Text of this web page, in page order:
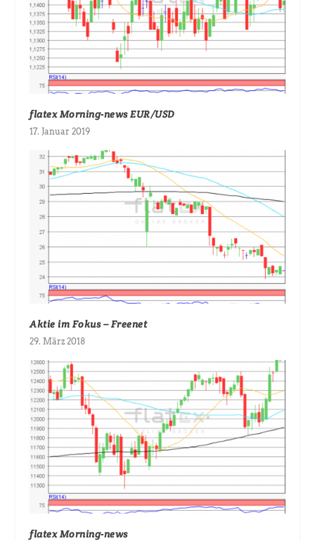
flatex Morning-news EUR/USD
17. Januar 2019
Aktie im Fokus – Freenet
29. März 2018
flatex Morning-news